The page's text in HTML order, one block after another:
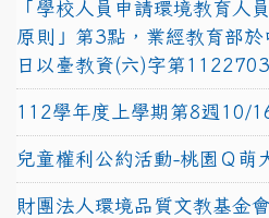
「學校人員申請環境教育人
原則」第3點，業經教育部
日以臺教資(六)字第
112學年度上學期第8週10/
兒童權利公約活動-桃園Ｑ萌
財團法人環境品質文教基金